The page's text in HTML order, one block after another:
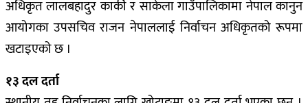
अधिकृत लालबहादुर कार्की र साकेला गाउँपालिकामा नेपाल कानुन
आयोगका उपसचिव राजन नेपाललाई निर्वाचन अधिकृतको रूपमा
खटाइएको छ ।
१३ दल दर्ता